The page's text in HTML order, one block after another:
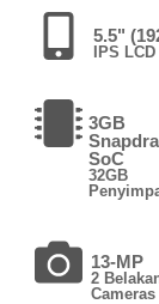
5.5"
IPS LCD
3GB
SoC
32GB
13-MP
2
Cameras